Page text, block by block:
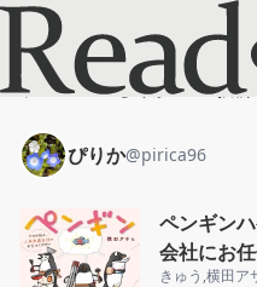
ペンギンハ
ホーム
ぴりか 投稿
ぴりか@pirica96
ペンギン
会社にお
きゅう ,横田ア